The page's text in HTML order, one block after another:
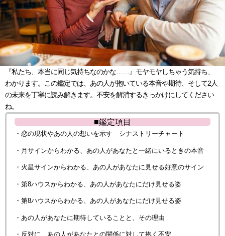
『私たち、本当に同じ気持ちなのかな……』モヤモヤしちゃう気持ち、
わかります。この鑑定では、あの人が抱いている本音や期待、そして2人
の未来を丁寧に読み解きます。不安を解消するきっかけにしてください
ね。
■鑑定項目
・恋の現状やあの人の想いを示す シナストリーチャート
・月サインからわかる、あの人があなたと一緒にいるときの本音
・火星サインからわかる、あの人があなたに見せる好意のサイン
・第8ハウスからわかる、あの人があなたにだけ見せる姿
・第8ハウスからわかる、あの人があなたにだけ見せる姿
・あの人があなたに期待していることと、その理由
・反対に、あの人があなたとの関係に対して抱く不安